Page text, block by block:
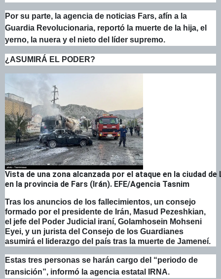
Por su parte, la agencia de noticias Fars, afín a la
Guardia Revolucionaria, reportó la muerte de la hija, el
yerno, la nuera y el nieto del líder supremo.
¿ASUMIRÁ EL PODER?
Vista de una zona alcanzada por el ataque en la ciudad de
en la provincia de Fars (Irán). EFE/Agencia Tasnim
Tras los anuncios de los fallecimientos, un consejo
formado por el presidente de Irán, Masud Pezeshkian,
el jefe del Poder Judicial iraní, Golamhosein Mohseni
Eyei, y un jurista del Consejo de los Guardianes
asumirá el liderazgo del país tras la muerte de Jameneí.
Estas tres personas se harán cargo del “periodo de
transición”, informó la agencia estatal IRNA.